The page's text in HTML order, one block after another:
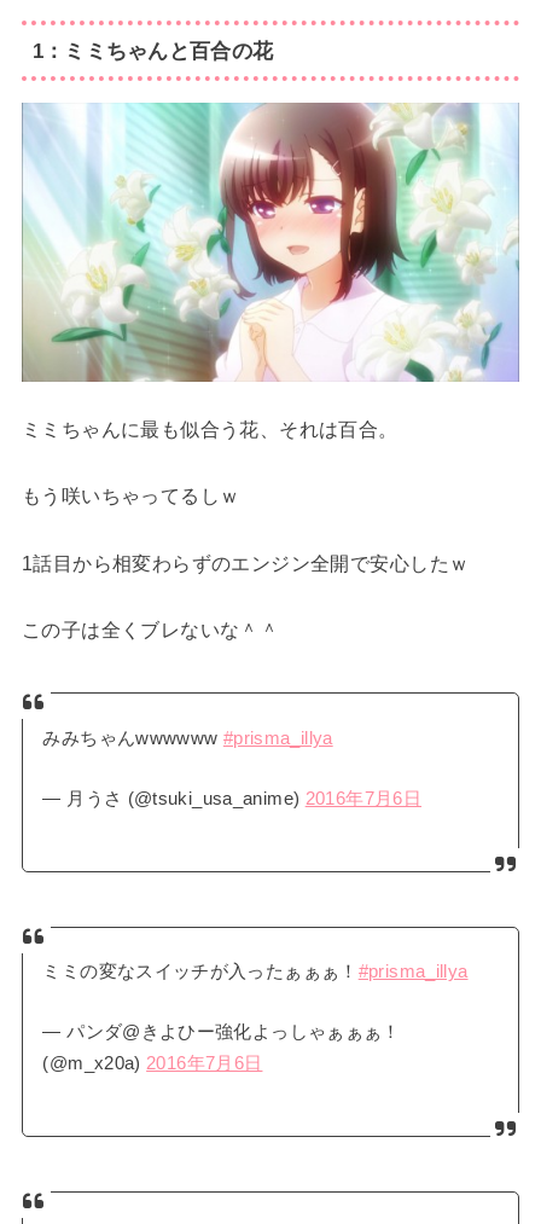
1：ミミちゃんと百合の花
ミミちゃんに最も似合う花、それは百合。
もう咲いちゃってるしｗ
1話目から相変わらずのエンジン全開で安心したｗ
この子は全くブレないな＾＾
みみちゃんwwwwww #prisma_illya
— 月うさ (@tsuki_usa_anime) 2016年7月6日
ミミの変なスイッチが入ったぁぁぁ！ #prisma_illya
— パンダ@きよひー強化よっしゃぁぁぁ！
(@m_x20a) 2016年7月6日